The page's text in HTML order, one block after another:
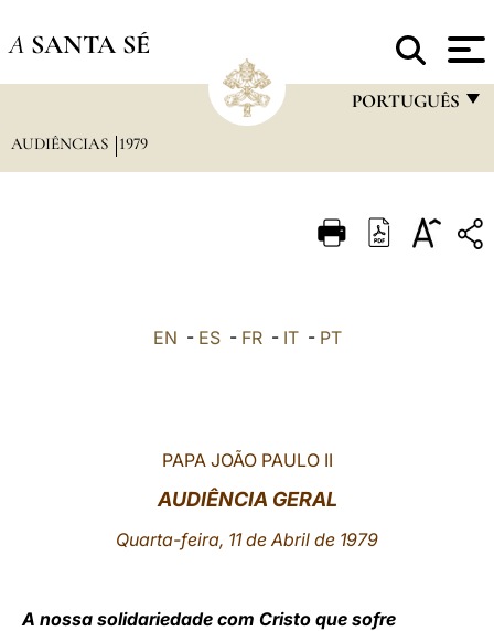
A SANTA SÉ
PORTUGUÊS
ITALIANO
LATINE
AUDIÊNCIAS 1979
EN - ES- FR- IT- PT
PAPA JOÃO PAULO II
AUDIÊNCIA GERAL
Quarta-feira, 11 de Abril de 1979
A nossa solidariedade com Cristo que sofre